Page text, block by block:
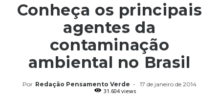
Conheça os principais
agentes da
contaminação
ambiental no Brasil
Por Redação Pensamento Verde -
17 de janeiro de 2014
31.604 views